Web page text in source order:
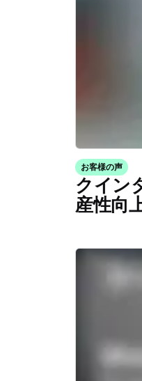
お客様の声
クイン
産性向